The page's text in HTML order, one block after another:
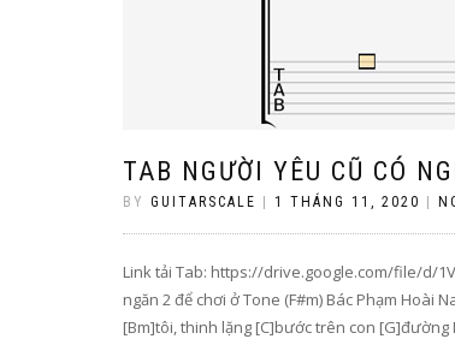
TAB NGƯỜI YÊU CŨ CÓ
BY GUITARSCALE 1 THÁNG 11, 2020
Link tải Tab: https://drive.google.com/file/d/
ngăn 2 để chơi ở Tone (F#m) Bác Phạm
[Bm]tôi, thinh lặng [C]bước trên con